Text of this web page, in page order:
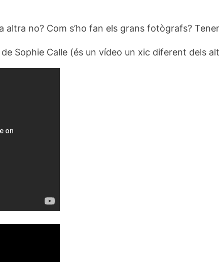
no? Com s’ho fan els grans fotògrafs?
Sophie Calle (és un vídeo un xic diferent dels